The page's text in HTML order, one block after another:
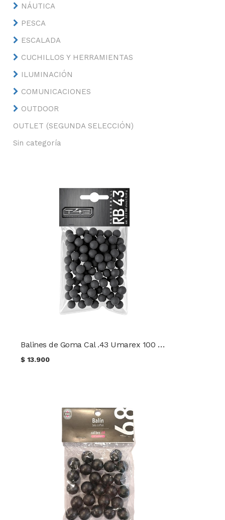
NÁUTICA
PESCA
ESCALADA
CUCHILLOS Y HERRAMIENTAS
ILUMINACIÓN
COMUNICACIONES
OUTDOOR
OUTLET (SEGUNDA SELECCIÓN)
Sin categoría
Balines de Goma Cal .43 Umarex 100 unidades
$13.900